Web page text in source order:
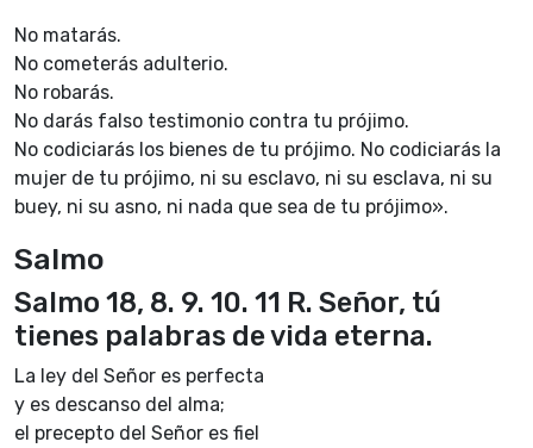
No matarás.
No cometerás adulterio.
No robarás.
No darás falso testimonio contra tu prójimo.
No codiciarás los bienes de tu prójimo. No codiciarás la
mujer de tu prójimo, ni su esclavo, ni su esclava, ni su
buey, ni su asno, ni nada que sea de tu prójimo».
Salmo
Salmo 18, 8. 9. 10. 11 R. Señor, tú
tienes palabras de vida eterna.
La ley del Señor es perfecta
y es descanso del alma;
el precepto del Señor es fiel